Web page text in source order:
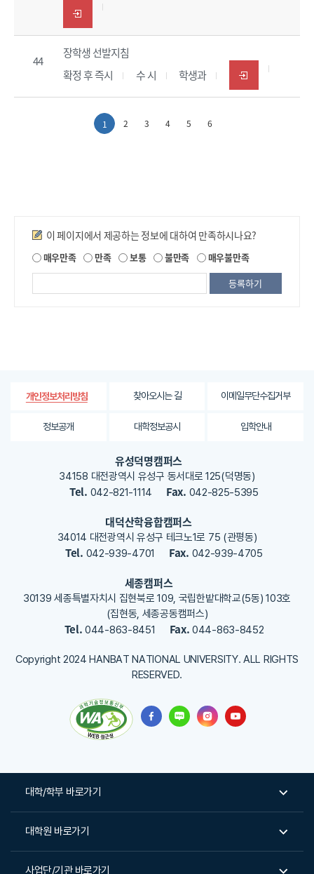
44
장학생 선발지침
확정 후 즉시
수 시 학생과
1 2 3 4 5 6
만족도조사
이 페이지에서 제공하는 정보에 대하여 만족하시나요?
매우만족 만족 보통 불만족 매우불만족
되
는
가
용
해
주
개인정보처리방침 찾아오시는 길 이메일무단수집거부
정보공개 대학정보공시 입학안내
유성덕명캠퍼스
34158 대전광역시 유성구 동서대로 125(덕명동)
Tel. 042-821-1114 Fax. 042-825-5395
대덕산학융합캠퍼스
34014 대전광역시 유성구 테크노1로 75 (관평동)
Tel. 042-939-4701 Fax. 042-939-4705
세종캠퍼스
30139 세종특별자치시 집현북로 109, 국립한밭대학교(5동) 103호
(집현동, 세종공동캠퍼스)
Tel.044-863-8451 Fax. 044-863-8452
Copyright 2024 HANBAT NATIONAL UNIVERSITY. ALL RIGHTS
RESERVED.
대학/학부 바로가기
대학원 바로가기
사업단/기관 바로가기